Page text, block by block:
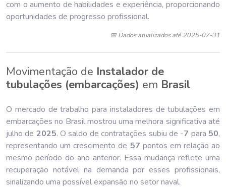
com o aumento de habilidades e experiência, proporcionando
oportunidades de progresso profissional.
📅 Dados atualizados até 2025-07-31
Movimentação de Instalador de
tubulações (embarcações) em Brasil
O mercado de trabalho para instaladores de tubulações em
embarcações no Brasil mostrou uma melhora significativa até
julho de 2025. O saldo de contratações subiu de -7 para 50,
representando um crescimento de 57 pontos em relação ao
mesmo período do ano anterior. Essa mudança reflete uma
recuperação notável na demanda por esses profissionais,
sinalizando uma possível expansão no setor naval.